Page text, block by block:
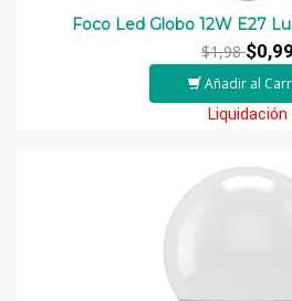
Foco Led Globo 12W E27
$1,98$0,99
Añadir al
Liquidación